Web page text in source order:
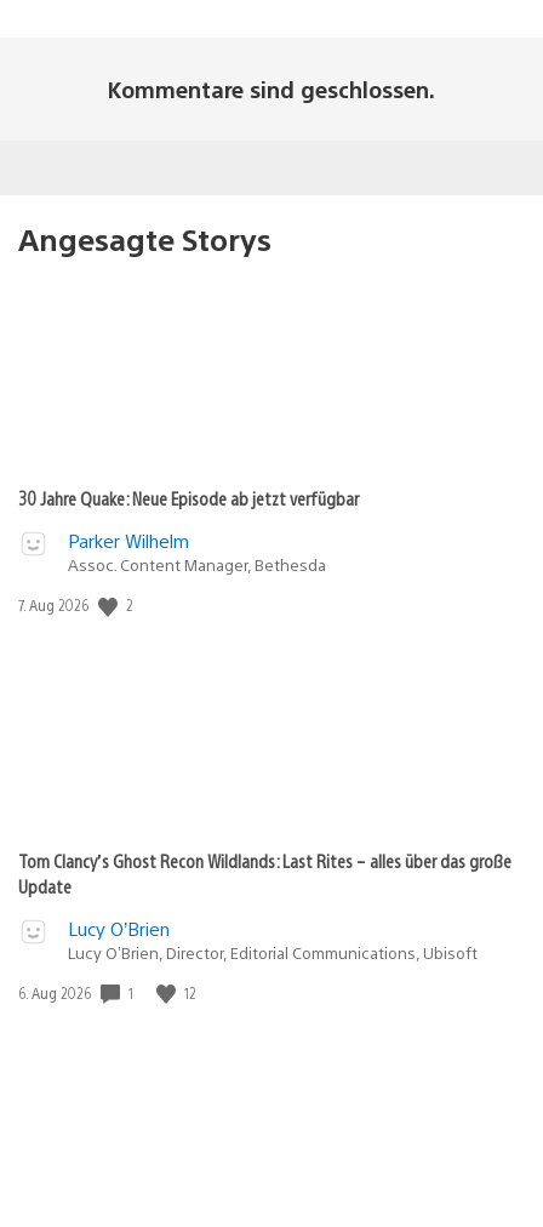
Kommentare sind geschlossen.
Angesagte Storys
30 Jahre Quake: Neue Episode ab jetzt verfügbar
Parker Wilhelm
Assoc. Content Manager, Bethesda
Veröffentlichungsdatum:
7. Aug 2026 2
Tom Clancy’s Ghost Recon Wildlands: Last Rites – alles über das große
Update
Lucy O’Brien
Lucy O’Brien, Director, Editorial Communications, Ubisoft
Veröffentlichungsdatum:
6. Aug 2026 1 12